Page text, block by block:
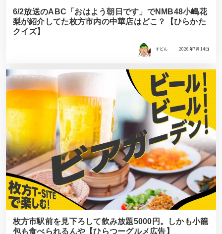
6/2放送のABC「おはよう朝日です」でNMB48小嶋花
梨が紹介してた枚方市内の中華店はどこ？【ひらかた
クイズ】
すどん 2026年7月14日
枚方市駅前を見下ろして飲み放題5000円。しかも小籠
包も食べられるんや【ひらつーグルメ広告】